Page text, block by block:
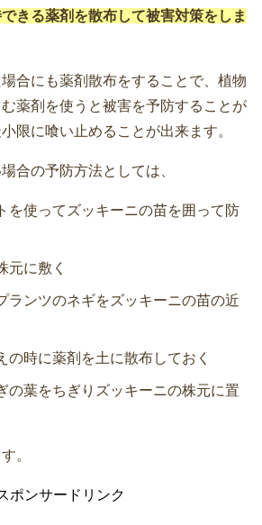
きる薬剤を散布して被害対策をしま
合にも薬剤散布をすることで、植物
薬剤を使うと被害を予防することが
限に喰い止めることが出来ます。
合の予防方法としては、
を使ってズッキーニの苗を囲って防
元に敷く
ランツのネギをズッキーニの苗の近
の時に薬剤を土に散布しておく
の葉をちぎりズッキーニの株元に置
。
ポンサードリンク